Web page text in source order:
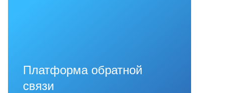
Платформа обратной
связи